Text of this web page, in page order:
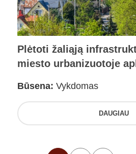
Plėtoti žaliąją
miesto urbanizuotoje
Būsena: Vykdomas
DAUGIAU